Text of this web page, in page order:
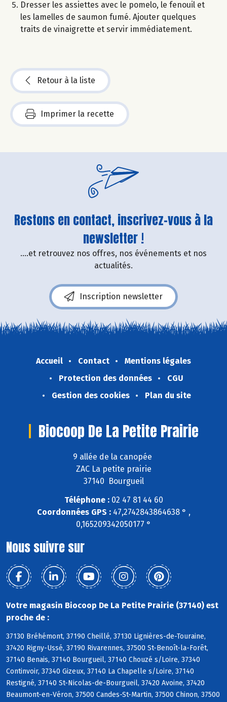
Dresser les assiettes avec le pomelo, le fenouil et
les lamelles de saumon fumé. Ajouter quelques
traits de vinaigrette et servir immédiatement.
Retour à la liste
Imprimer la recette
Restons en contact, inscrivez-vous à la
newsletter !
....et retrouvez nos offres, nos événements et nos
actualités.
Inscription newsletter
Accueil Contact
Mentions légales
Protection des données
CGU
Gestion des cookies
Plan du site
Biocoop De La Petite Prairie
9 allée de la canopée
ZAC La petite prairie
37140 Bourgueil
Téléphone :02 47 81 44 60
Coordonnées GPS :47,2742843864638 ° ,
0,165209342050177 °
Nous suivre sur
Votre magasin Biocoop De La Petite Prairie (37140) est
proche de :
37130 Bréhémont, 37190 Cheillé, 37130 Lignières-de-Touraine,
37420 Rigny-Ussé, 37190 Rivarennes, 37500 St-Benoît-la-Forêt,
37140 Benais, 37140 Bourgueil, 37140 Chouzé s/Loire, 37340
Continvoir, 37340 Gizeux, 37140 La Chapelle s/Loire, 37140
Restigné, 37140 St-Nicolas-de-Bourgueil, 37420 Avoine, 37420
Beaumont-en-Véron, 37500 Candes-St-Martin, 37500 Chinon, 37500